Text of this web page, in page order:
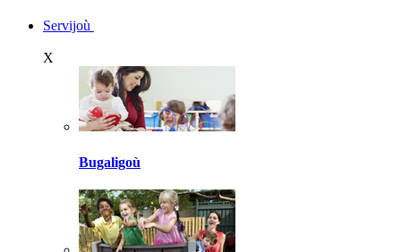
Servijoù
X
Bugaligoù